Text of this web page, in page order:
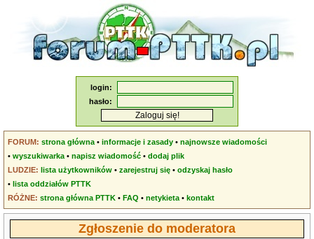
login:
hasło:
FORUM: strona główna •informacje i zasady •najnowsze wiadomości
•wyszukiwarka •napisz wiadomość •dodaj plik
LUDZIE: lista użytkowników •zarejestruj się •odzyskaj hasło
•lista oddziałów PTTK
RÓŻNE: strona główna PTTK •FAQ •netykieta •kontakt
Zgłoszenie do moderatora